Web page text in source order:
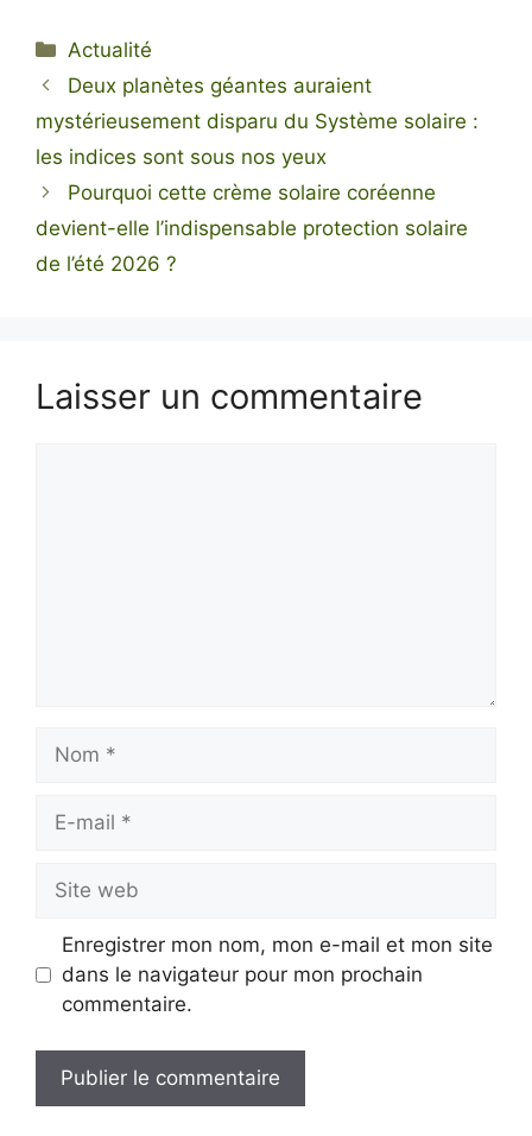
Catégories
Actualité
Deux planètes géantes auraient
mystérieusement disparu du Système solaire :
les indices sont sous nos yeux
Pourquoi cette crème solaire coréenne
devient-elle l’indispensable protection solaire
de l’été 2026 ?
Laisser un commentaire
Nom
Site
web
Enregistrer mon nom, mon e-mail et mon site
dans le navigateur pour mon prochain
commentaire.